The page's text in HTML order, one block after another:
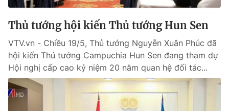
Thủ tướng hội kiến Thủ tướng Hun Sen
VTV.vn - Chiều 19/5, Thủ tướng Nguyễn Xuân Phúc đã
hội kiến Thủ tướng Campuchia Hun Sen đang tham dự
Hội nghị cấp cao kỷ niệm 20 năm quan hệ đối tác...